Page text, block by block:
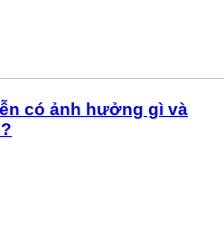
có ảnh hưởng gì và